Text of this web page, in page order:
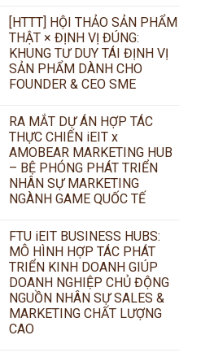
[HTTT] HỘI THẢO SẢN PHẨM
THẬT × ĐỊNH VỊ ĐÚNG:
KHUNG TƯ DUY TÁI ĐỊNH VỊ
SẢN PHẨM DÀNH CHO
FOUNDER & CEO SME
RA MẮT DỰ ÁN HỢP TÁC
THỰC CHIẾN iEIT x
AMOBEAR MARKETING HUB
– BỆ PHÓNG PHÁT TRIỂN
NHÂN SỰ MARKETING
NGÀNH GAME QUỐC TẾ
FTU iEIT BUSINESS HUBS:
MÔ HÌNH HỢP TÁC PHÁT
TRIỂN KINH DOANH GIÚP
DOANH NGHIỆP CHỦ ĐỘNG
NGUỒN NHÂN SỰ SALES &
MARKETING CHẤT LƯỢNG
CAO